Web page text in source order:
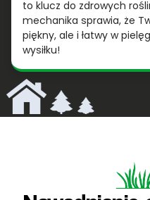
to klucz do zdrowych
mechanika sprawia, że
piękny, ale i łatwy w
wysiłku!